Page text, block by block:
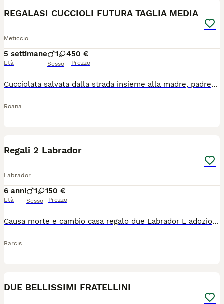
REGALASI CUCCIOLI FUTURA TAGLIA MEDIA
Meticcio
5 settimane
Età
1 4
Sesso
50 €
Prezzo
Cucciolata salvata dalla strada insieme alla madre, padre anonimo, il maschio è quello bianco, le altre sono tutte femmine. Tutti i cuccioli sono a pelo corto. I cani potranno essere consegnati da fine agosto. Contattare SOLO SE REALMENTE INTERESSATI. Questi cuccioli hanno bisogno di un giardino essendo futura taglia media, ci sarà un modulo pre adozione da compilare e le spese per le vaccinazioni microchip saranno a proprio carico (all'incirca 50 euro)
Roana
Regali 2 Labrador
Labrador
6 anni
Età
1 1
Sesso
50 €
Prezzo
Causa morte e cambio casa regalo due Labrador L adozione è sia in coppia che singola Zona dí consegna vicino a Pordenone
Barcis
DUE BELLISSIMI FRATELLINI